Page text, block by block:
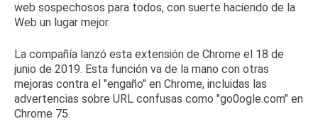
web sospechosos para todos, con suerte haciendo de la
Web un lugar mejor.
La compañía lanzó esta extensión de Chrome el 18 de
junio de 2019. Esta función va de la mano con otras
mejoras contra el "engaño" en Chrome, incluidas las
advertencias sobre URL confusas como "go0ogle.com" en
Chrome 75.